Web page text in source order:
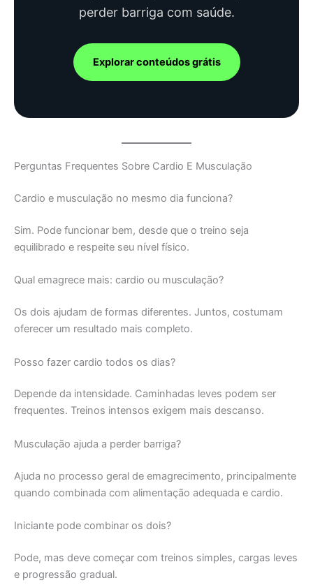
perder barriga com saúde.
Explorar conteúdos grátis
Perguntas Frequentes Sobre Cardio E Musculação
Cardio e musculação no mesmo dia funciona?
Sim. Pode funcionar bem, desde que o treino seja
equilibrado e respeite seu nível físico.
Qual emagrece mais: cardio ou musculação?
Os dois ajudam de formas diferentes. Juntos, costumam
oferecer um resultado mais completo.
Posso fazer cardio todos os dias?
Depende da intensidade. Caminhadas leves podem ser
frequentes. Treinos intensos exigem mais descanso.
Musculação ajuda a perder barriga?
Ajuda no processo geral de emagrecimento, principalmente
quando combinada com alimentação adequada e cardio.
Iniciante pode combinar os dois?
Pode, mas deve começar com treinos simples, cargas leves
e progressão gradual.